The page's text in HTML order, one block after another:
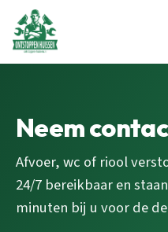
Neem
Afvoer, wc of riool
24/7 bereikbaar en
minuten bij u voor de